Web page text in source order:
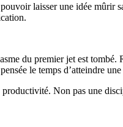
laisser une idée mûrir
du premier jet est
le temps d’atteindre
Non pas une